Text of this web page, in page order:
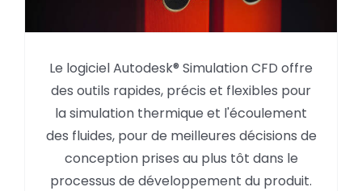
thermique avec Autodesk
Simulation CFD
Le logiciel Autodesk® Simulation CFD offre
des outils rapides, précis et flexibles pour
la simulation thermique et l'écoulement
des fluides, pour de meilleures décisions de
conception prises au plus tôt dans le
processus de développement du produit.